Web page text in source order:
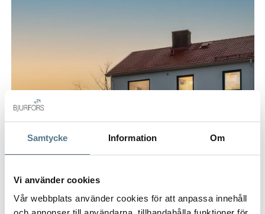
Samtycke Information Om
Vi använder cookies
Vår webbplats använder cookies för att anpassa innehåll